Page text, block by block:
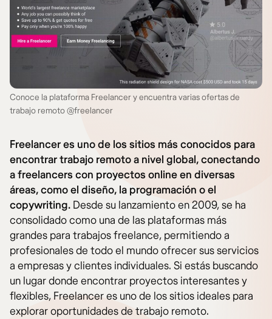
Conoce la plataforma Freelancer y encuentra varias ofertas de
trabajo remoto @freelancer
Freelancer es uno de los sitios más conocidos para
encontrar trabajo remoto a nivel global, conectando
a freelancers con proyectos online en diversas
áreas, como el diseño, la programación o el
copywriting. Desde su lanzamiento en 2009, se ha
consolidado como una de las plataformas más
grandes para trabajos freelance, permitiendo a
profesionales de todo el mundo ofrecer sus servicios
a empresas y clientes individuales. Si estás buscando
un lugar donde encontrar proyectos interesantes y
flexibles, Freelancer es uno de los sitios ideales para
explorar oportunidades de trabajo remoto.